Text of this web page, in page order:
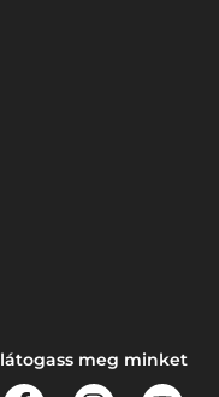
látogass meg minket